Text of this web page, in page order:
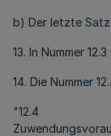
b) Der letzte
13. In Nummer
14. Die Nummer
"12.4